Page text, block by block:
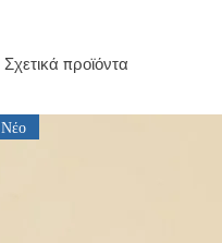
Σχετικά προϊόντα
Νέο